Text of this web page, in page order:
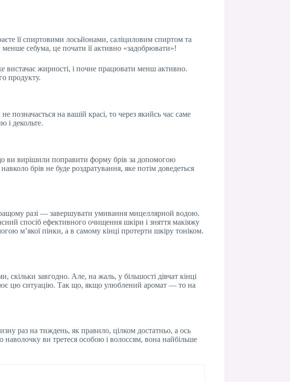
її спиртовими лосьйонами, саліциловим спиртом та
себума, це почати її активно «задобрювати»!
вистачає жирності, і почне працювати менш активно.
продукту.
на вашій красі, то через якийсь час саме
і декольте.
ви вирішили поправити форму брів за допомогою
брів не буде роздратування, яке потім доведеться
разі — завершувати умивання мицеллярной водою.
спосіб ефективного очищення шкіри і зняття макіяжу
м’якої пінки, а в самому кінці протерти шкіру тоніком.
завгодно. Але, на жаль, у більшості дівчат кінці
цю ситуацію. Так що, якщо улюблений аромат — то на
раз на тиждень, як правило, цілком достатньо, а ось
ви третеся особою і волоссям, вона найбільше